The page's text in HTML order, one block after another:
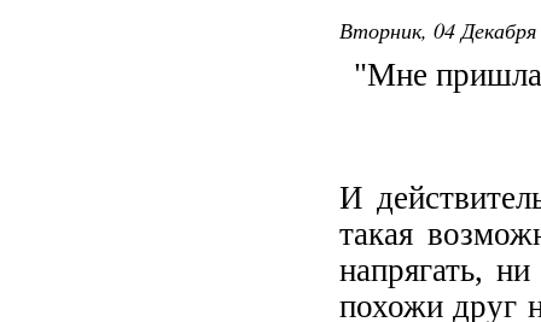
Вторник, 04
"Мне пришла
И
такая
напрягать,
похожи друг